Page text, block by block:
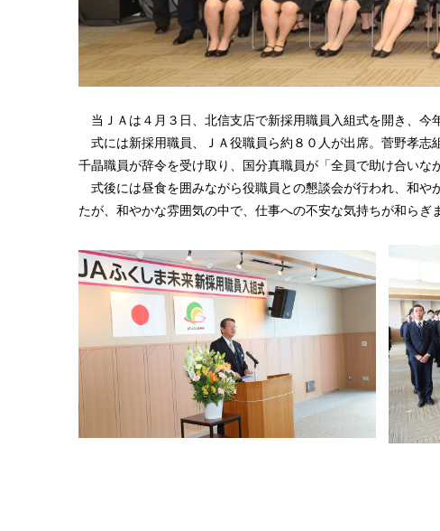
当ＪＡは４月３日、北信支店で新採用職員入組式を開き、今
式には新採用職員、ＪＡ役職員ら約８０人が出席。菅野孝志
千晶職員が辞令を受け取り、国分真職員が「全員で助け合いな
式後には昼食を囲みながら役職員との懇談会が行われ、和や
たが、和やかな雰囲気の中で、仕事への不安な気持ちが和らぎ